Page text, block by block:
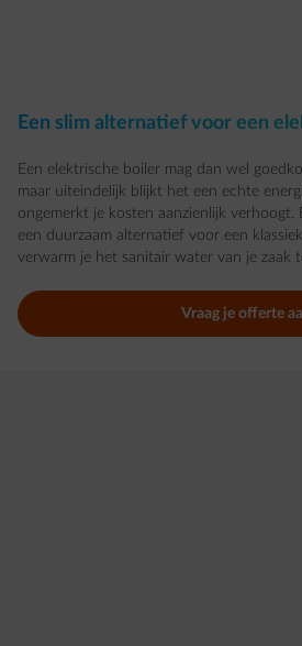
Een slim alternatief voor een
Een elektrische boiler mag dan wel
maar uiteindelijk blijkt het een echte
ongemerkt je kosten aanzienlijk verhoogt.
een duurzaam alternatief voor een
verwarm je het sanitair water van je zaak
Vraag je offerte